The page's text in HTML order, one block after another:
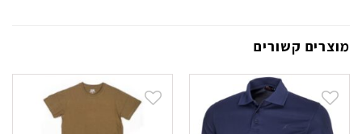
מוצרים קשורים